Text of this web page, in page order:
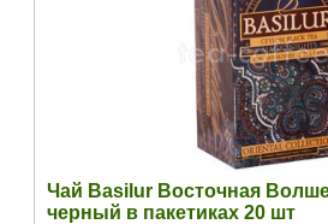
Чай Basilur Восточная
черный в пакетиках 20 шт